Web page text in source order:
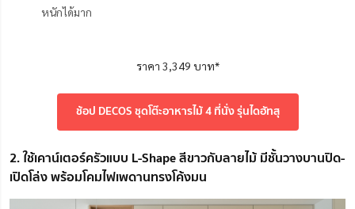
หนักได้มาก
ราคา 3,349 บาท*
ช้อป DECOS ชุดโต๊ะอาหารไม้ 4 ที่นั่ง รุ่นไดฮัทสุ
2. ใช้เคาน์เตอร์ครัวแบบ L-Shape สีขาวกับลายไม้ มีชั้นวางบานปิด-
เปิดโล่ง พร้อมโคมไฟเพดานทรงโค้งมน